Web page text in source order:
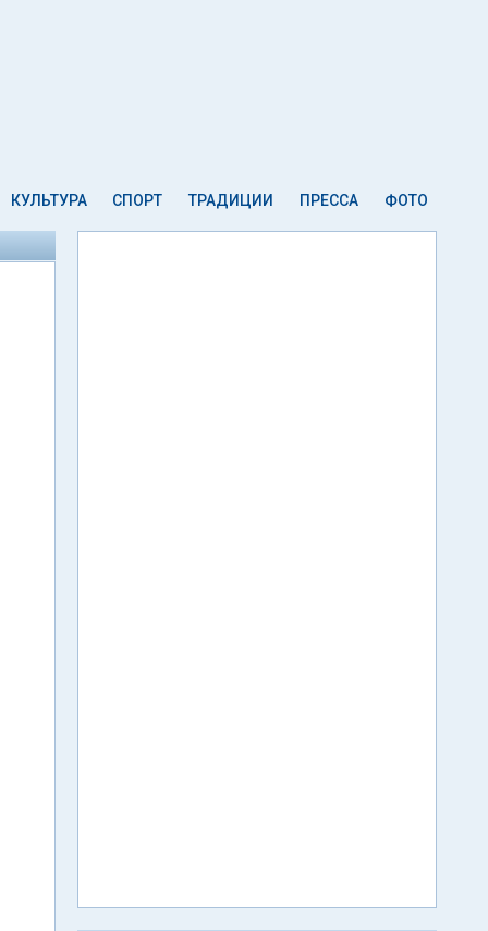
КУЛЬТУРА СПОРТ ТРАДИЦИИ ПРЕССА ФОТО